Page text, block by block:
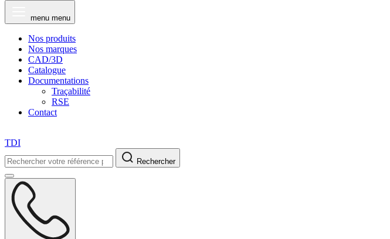
menu menu
Nos produits
Nos marques
CAD/3D
Catalogue
Documentations
Traçabilité
RSE
Contact
TDI
Rechercher